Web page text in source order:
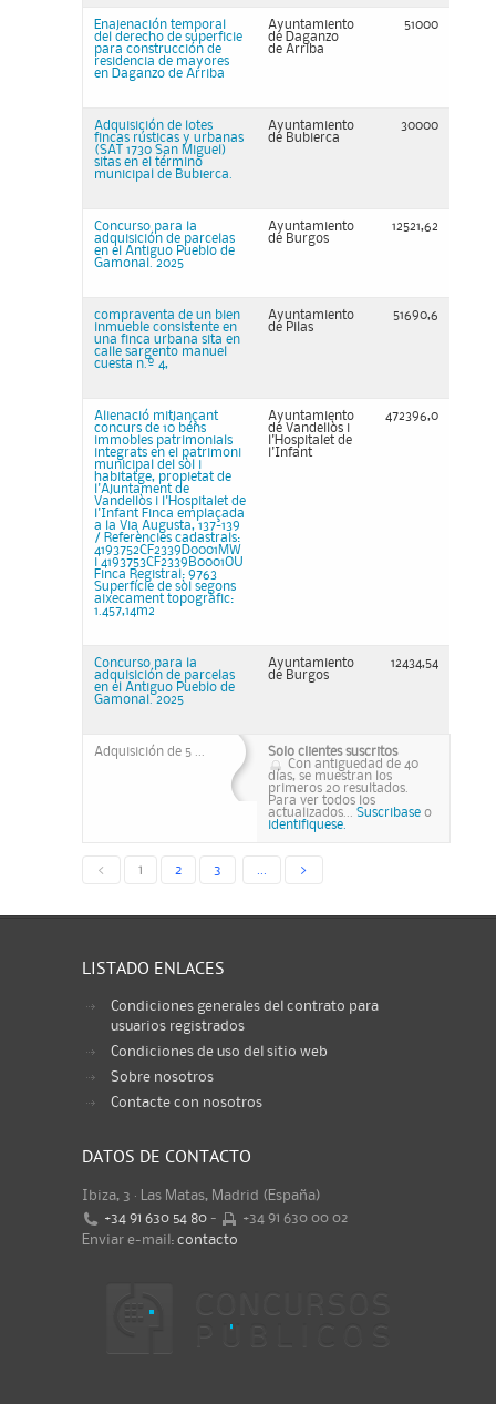
Enajenación temporal
del derecho de superficie
para construcción de
residencia de mayores
en Daganzo de Arriba
Ayuntamiento
de Daganzo
de Arriba
51000
Adquisición de lotes
fincas rústicas y urbanas
(SAT 1730 San Miguel)
sitas en el término
municipal de Bubierca.
Ayuntamiento
de Bubierca
30000
Concurso para la
adquisición de parcelas
en el Antiguo Pueblo de
Gamonal. 2025
Ayuntamiento
de Burgos
12521,62
compraventa de un bien
inmueble consistente en
una finca urbana sita en
calle sargento manuel
cuesta n.º 4,
Ayuntamiento
de Pilas
51690,6
Alienació mitjançant
concurs de 10 béns
immobles patrimonials
integrats en el patrimoni
municipal del sòl i
habitatge, propietat de
l'Ajuntament de
Vandellòs i l'Hospitalet de
l'Infant Finca emplaçada
a la Via Augusta, 137-139
/ Referències cadastrals:
4193752CF2339D0001MW
i 4193753CF2339B0001OU
Finca Registral: 9763
Superfície de sòl segons
aixecament topogràfic:
1.457,14m2
Ayuntamiento
de Vandellòs i
l'Hospitalet de
l'Infant
472396,0
Concurso para la
adquisición de parcelas
en el Antiguo Pueblo de
Gamonal. 2025
Ayuntamiento
de Burgos
12434,54
Adquisición de 5 ...
Solo clientes suscritos
Con antiguedad de 40
días, se muestran los
primeros 20 resultados.
Para ver todos los
actualizados... Suscribase o
identifiquese.
< 1 2 3 >
LISTADO ENLACES
Condiciones generales del contrato para
usuarios registrados
Condiciones de uso del sitio web
Sobre nosotros
Contacte con nosotros
DATOS DE CONTACTO
Ibiza, 3 · Las Matas, Madrid (España)
+34 91 630 54 80 -
+34 91 630 00 02
Enviar e-mail: contacto